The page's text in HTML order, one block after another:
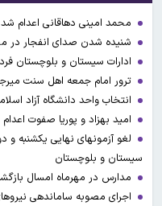
محمد امینی دهاقانی اعدام شد
شنیده شدن صدای انفجار در
ادارات سیستان و بلوچستان
ترور امام جمعه اهل سنت
انتخاب واحد دانشگاه آزاد اسلامی از ۲۴ مرداد
امید بهزاد و پوریا صفوت
لغو آزمونهای نهایی یکشنبه و
سیستان و بلوچستان
مدارس در مهرماه امسال
اجرای مصوبه ساماندهی